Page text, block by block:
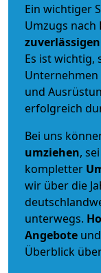
Ein wichtiger
Umzugs nach
zuverlässigen
Es ist wichtig,
und
erfolgreich
Bei uns
umziehen,
kompletter
wir über die
unterwegs.
Angebote
Überblick